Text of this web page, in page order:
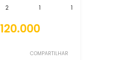
2 1 1
120.000
COMPARTILHAR